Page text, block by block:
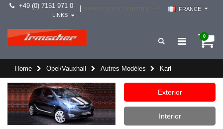
+49 (0) 7151 971 0
FRANCE
LINKS
0
Home Opel/Vauxhall Autres Modèles Karl
Exterior
Interior